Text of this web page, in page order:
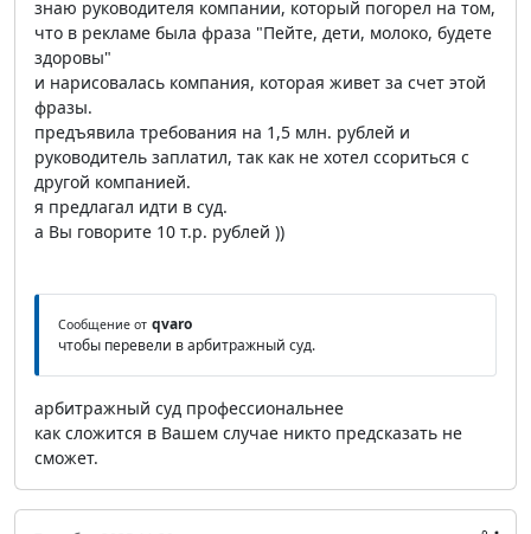
знаю руководителя компании, который погорел на том,
что в рекламе была фраза "Пейте, дети, молоко, будете
здоровы"
и нарисовалась компания, которая живет за счет этой
фразы.
предъявила требования на 1,5 млн. рублей и
руководитель заплатил, так как не хотел ссориться с
другой компанией.
я предлагал идти в суд.
а Вы говорите 10 т.р. рублей ))
Сообщение от qvaro
чтобы перевели в арбитражный суд.
арбитражный суд профессиональнее
как сложится в Вашем случае никто предсказать не
сможет.